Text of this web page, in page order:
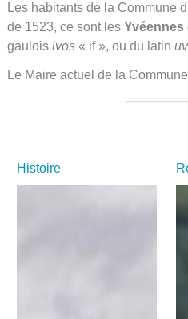
Les habitants de la Commune
de 1523, ce sont les Yvéennes
gaulois ivos « if », ou du latin
Le Maire actuel de la
Histoire